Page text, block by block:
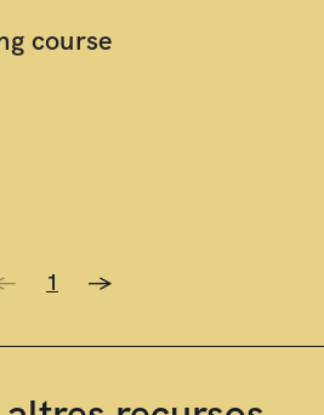
course
1 ->